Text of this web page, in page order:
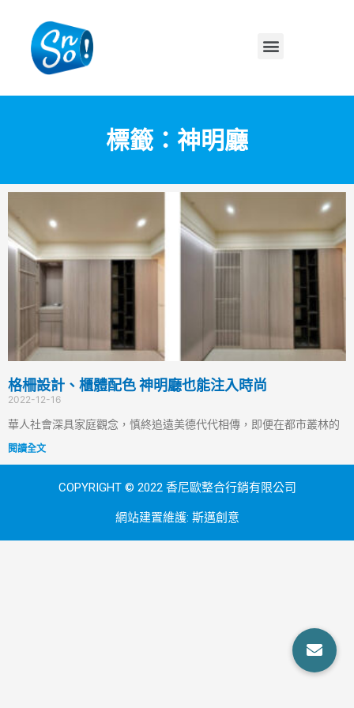
標籤：神明廳
格柵設計、櫃體配色 神明廳也能注入時尚
2022-12-16
華人社會深具家庭觀念，慎終追遠美德代代相傳，即便在都市叢林的
閱讀全文
COPYRIGHT © 2022 香尼歐整合行銷有限公司
網站建置維護: 斯邁創意